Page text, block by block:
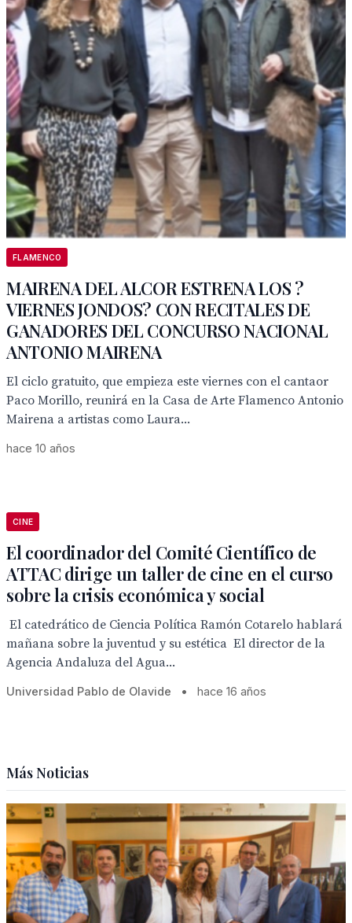
FLAMENCO
MAIRENA DEL ALCOR ESTRENA LOS ?
VIERNES JONDOS? CON RECITALES DE
GANADORES DEL CONCURSO NACIONAL
ANTONIO MAIRENA
El ciclo gratuito, que empieza este viernes con el cantaor
Paco Morillo, reunirá en la Casa de Arte Flamenco Antonio
Mairena a artistas como Laura...
hace 10 años
CINE
El coordinador del Comité Científico de
ATTAC dirige un taller de cine en el curso
sobre la crisis económica y social
 El catedrático de Ciencia Política Ramón Cotarelo hablará
mañana sobre la juventud y su estética  El director de la
Agencia Andaluza del Agua...
Universidad Pablo de Olavide • hace 16 años
Más Noticias